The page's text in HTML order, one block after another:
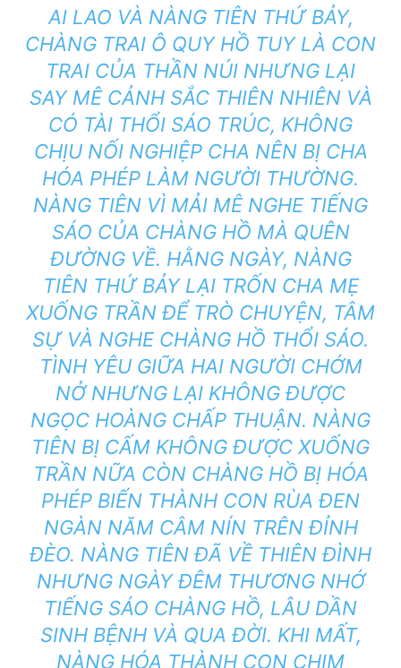
AI LAO VÀ NÀNG TIÊN THỨ BẢY,
CHÀNG TRAI Ô QUY HỒ TUY LÀ CON
TRAI CỦA THẦN NÚI NHƯNG LẠI
SAY MÊ CẢNH SẮC THIÊN NHIÊN VÀ
CÓ TÀI THỔI SÁO TRÚC, KHÔNG
CHỊU NỐI NGHIỆP CHA NÊN BỊ CHA
HÓA PHÉP LÀM NGƯỜI THƯỜNG.
NÀNG TIÊN VÌ MẢI MÊ NGHE TIẾNG
SÁO CỦA CHÀNG HỒ MÀ QUÊN
ĐƯỜNG VỀ. HẰNG NGÀY, NÀNG
TIÊN THỨ BẢY LẠI TRỐN CHA MẸ
XUỐNG TRẦN ĐỂ TRÒ CHUYỆN, TÂM
SỰ VÀ NGHE CHÀNG HỒ THỔI SÁO.
TÌNH YÊU GIỮA HAI NGƯỜI CHỚM
NỞ NHƯNG LẠI KHÔNG ĐƯỢC
NGỌC HOÀNG CHẤP THUẬN. NÀNG
TIÊN BỊ CẤM KHÔNG ĐƯỢC XUỐNG
TRẦN NỮA CÒN CHÀNG HỒ BỊ HÓA
PHÉP BIẾN THÀNH CON RÙA ĐEN
NGÀN NĂM CÂM NÍN TRÊN ĐỈNH
ĐÈO. NÀNG TIÊN ĐÃ VỀ THIÊN ĐÌNH
NHƯNG NGÀY ĐÊM THƯƠNG NHỚ
TIẾNG SÁO CHÀNG HỒ, LÂU DẦN
SINH BỆNH VÀ QUA ĐỜI. KHI MẤT,
NÀNG HÓA THÀNH CON CHIM